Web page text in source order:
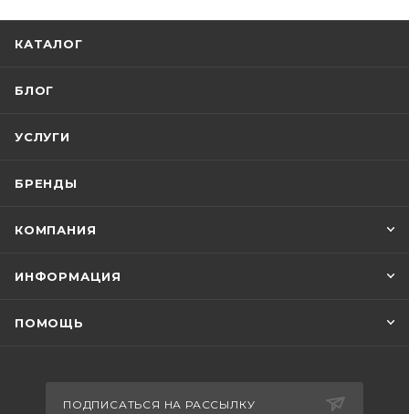
КАТАЛОГ
БЛОГ
УСЛУГИ
БРЕНДЫ
КОМПАНИЯ
ИНФОРМАЦИЯ
ПОМОЩЬ
ПОДПИСАТЬСЯ НА РАССЫЛКУ